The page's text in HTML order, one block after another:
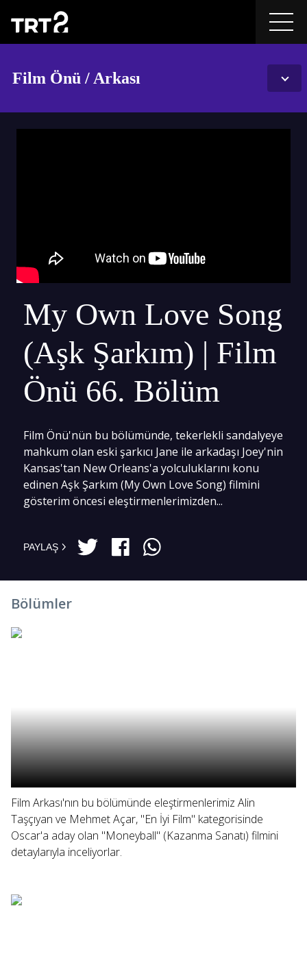
Film Önü / Arkası
My Own Love Song
(Aşk Şarkım) | Film
Önü 66. Bölüm
Film Önü'nün bu bölümünde, tekerlekli sandalyeye
mahkum olan eski şarkıcı Jane ile arkadaşı Joey'nin
Kansas'tan New Orleans'a yolculuklarını konu
edinen Aşk Şarkım (My Own Love Song) filmini
gösterim öncesi eleştirmenlerimizden...
PAYLAŞ
Bölümler
Film Arkası'nın bu bölümünde eleştirmenlerimiz Alin
Taşçıyan ve Mehmet Açar, "En İyi Film" kategorisinde
Oscar'a aday olan "Moneyball" (Kazanma Sanatı) filmini
detaylarıyla inceliyorlar.